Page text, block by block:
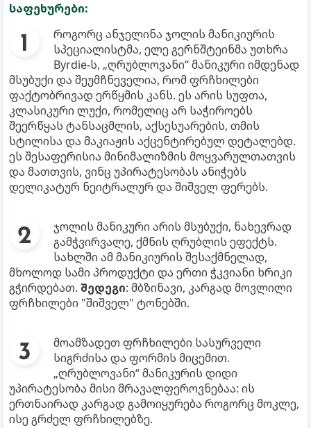
საფეხურები:
როგორც ანჯელინა ჯოლის მანიკიურის
სპეციალისტმა, ელე გერნშტეინმა უთხრა
Byrdie-ს, „ღრუბლოვანი“ მანიკური იმდენად
მსუბუქი და შეუმჩნეველია, რომ ფრჩხილები
ფაქტობრივად ერწყმის კანს. ეს არის სუფთა,
კლასიკური ლუქი, რომელიც არ საჭიროებს
შეერწყას ტანსაცმლის, აქსესუარების, თმის
სტილისა და მაკიაჟის აქცენტირებულ დეტალებდ.
ეს შესაფერისია მინიმალიზმის მოყვარულთათვის
და მათთვის, ვინც უპირატესობას ანიჭებს
დელიკატურ ნეიტრალურ და შიშველ ფერებს.
ჯოლის მანიკური არის მსუბუქი, ნახევრად
გამჭვირვალე, ქმნის ღრუბლის ეფექტს.
სახლში ამ მანიკიურის შესაქმნელად,
მხოლოდ სამი პროდუქტი და ერთი ჭკვიანი ხრიკი
გჭირდებათ. შედეგი: მბზინავი, კარგად მოვლილი
ფრჩხილები "შიშველ" ტონებში.
მოამზადეთ ფრჩხილები სასურველი
სიგრძისა და ფორმის მიცემით.
„ღრუბლოვანი“ მანიკურის დიდი
უპირატესობა მისი მრავალფეროვნებაა: ის
ერთნაირად კარგად გამოიყურება როგორც მოკლე,
ისე გრძელ ფრჩხილებზე.